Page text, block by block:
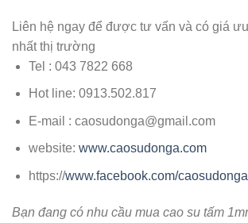
Liên hệ ngay để được tư vấn và có giá
nhất thị trường
Tel : 043 7822 668
Hot line: 0913.502.817
E-mail : caosudonga@gmail.com
website: www.caosudonga.com
https://www.facebook.com/
Bạn đang có nhu cầu mua cao su tấm